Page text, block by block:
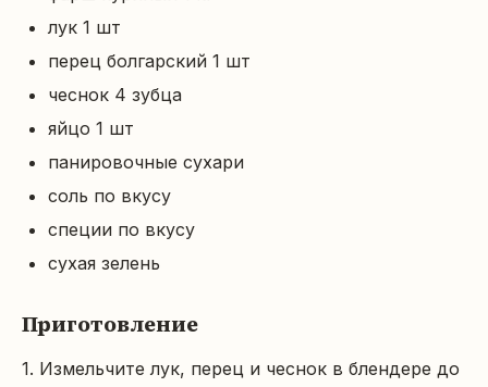
лук 1 шт
перец болгарский 1 шт
чеснок 4 зубца
яйцо 1 шт
панировочные сухари
соль по вкусу
специи по вкусу
сухая зелень
Приготовление
1. Измельчите лук, перец и чеснок в блендере до